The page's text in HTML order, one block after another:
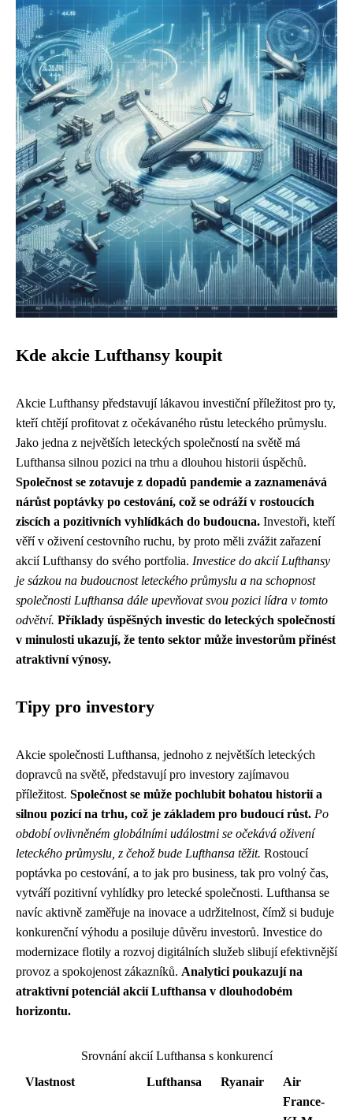
Kde akcie Lufthansy koupit
Akcie Lufthansy představují lákavou investiční příležitost pro ty,
kteří chtějí profitovat z očekávaného růstu leteckého průmyslu.
Jako jedna z největších leteckých společností na světě má
Lufthansa silnou pozici na trhu a dlouhou historii úspěchů.
Společnost se zotavuje z dopadů pandemie a zaznamenává
nárůst poptávky po cestování, což se odráží v rostoucích
ziscích a pozitivních vyhlídkách do budoucna. Investoři, kteří
věří v oživení cestovního ruchu, by proto měli zvážit zařazení
akcií Lufthansy do svého portfolia. Investice do akcií Lufthansy
je sázkou na budoucnost leteckého průmyslu a na schopnost
společnosti Lufthansa dále upevňovat svou pozici lídra v tomto
odvětví. Příklady úspěšných investic do leteckých společností
v minulosti ukazují, že tento sektor může investorům přinést
atraktivní výnosy.
Tipy pro investory
Akcie společnosti Lufthansa, jednoho z největších leteckých
dopravců na světě, představují pro investory zajímavou
příležitost. Společnost se může pochlubit bohatou historií a
silnou pozicí na trhu, což je základem pro budoucí růst. Po
období ovlivněném globálními událostmi se očekává oživení
leteckého průmyslu, z čehož bude Lufthansa těžit. Rostoucí
poptávka po cestování, a to jak pro business, tak pro volný čas,
vytváří pozitivní vyhlídky pro letecké společnosti. Lufthansa se
navíc aktivně zaměřuje na inovace a udržitelnost, čímž si buduje
konkurenční výhodu a posiluje důvěru investorů. Investice do
modernizace flotily a rozvoj digitálních služeb slibují efektivnější
provoz a spokojenost zákazníků. Analytici poukazují na
atraktivní potenciál akcií Lufthansa v dlouhodobém
horizontu.
Srovnání akcií Lufthansa s konkurencí
Vlastnost
Lufthansa Ryanair
Air
France-